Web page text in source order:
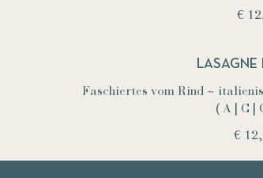
€
LASAGNE
Faschiertes vom Rind ~
( A | C |
€